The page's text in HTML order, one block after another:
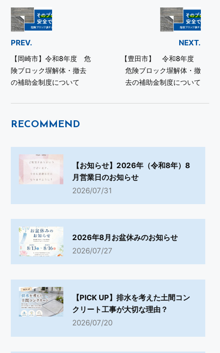
PREV.
【岡崎市】令和8年度 危
険ブロック塀解体・撤去
の補助金制度について
NEXT.
【豊田市】 令和8年度
危険ブロック塀解体・撤
去の補助金制度について
RECOMMEND
【お知らせ】2026年（令和8年）8
月営業日のお知らせ
2026/07/31
2026年8月お盆休みのお知らせ
2026/07/27
【PICK UP】排水を考えた土間コン
クリート工事が大切な理由？
2026/07/20